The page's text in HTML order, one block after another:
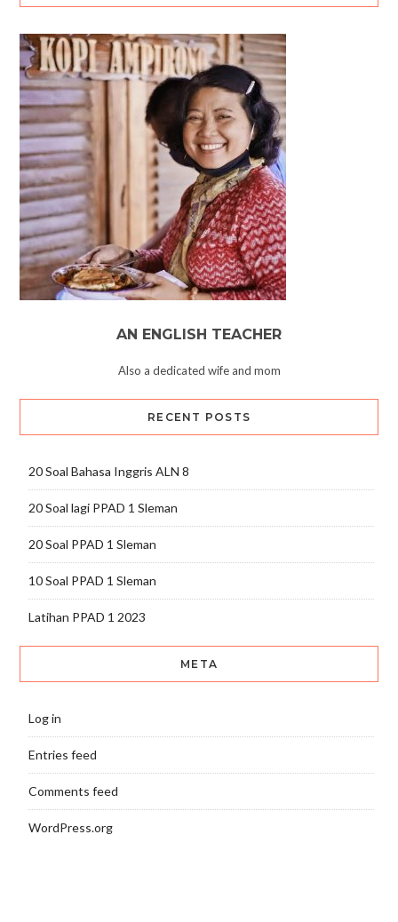
AN ENGLISH TEACHER
Also a dedicated wife and mom
RECENT POSTS
20 Soal Bahasa Inggris ALN 8
20 Soal lagi PPAD 1 Sleman
20 Soal PPAD 1 Sleman
10 Soal PPAD 1 Sleman
Latihan PPAD 1 2023
META
Log in
Entries feed
Comments feed
WordPress.org